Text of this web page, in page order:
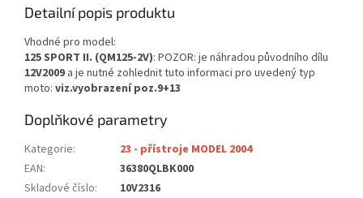
Detailní popis produktu
Vhodné pro model:
125 SPORT II. (QM125-2V): POZOR: je náhradou původního dílu
12V2009 a je nutné zohlednit tuto informaci pro uvedený typ
moto: viz.vyobrazení poz.9+13
Doplňkové parametry
Kategorie:
23 - přístroje MODEL 2004
EAN:
36380QLBK000
Skladové číslo: 10V2316